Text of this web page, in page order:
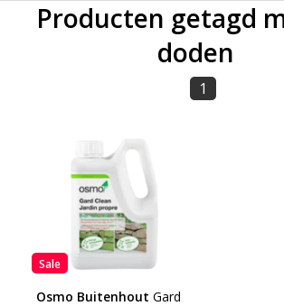
Producten getagd
doden
1
Sale
Osmo Buitenhout Gard